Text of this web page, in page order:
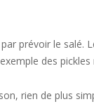
prévoir le salé.
des
rien de plus